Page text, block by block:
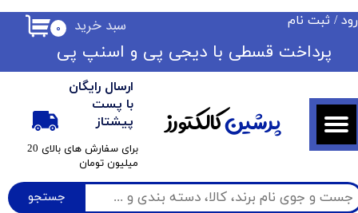
جستجو
ارسال رایگان
با پست
پیشتاز
​برای سفارش های بالای 20
میلیون تومان
۰ سبد خرید / ثبت نام
حساب کاربری من
تغییر گذر واژه
سفارشات
خروج از حساب کاربری
​​پرداخت قسطی با دیجی پی ​​​​​​​و اسنپ پی
پرشینکالکتورز